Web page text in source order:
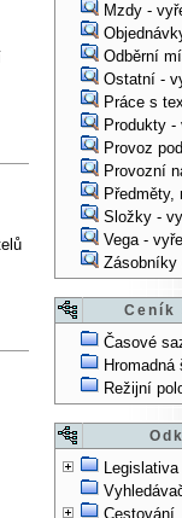
Mzdy -
Odběrní
Ostatní -
Práce s
Produkty -
Provoz
Provozní
Předměty,
Složky -
Vega -
Zásobníky
Ceník
Časové
Hromadná
Režijní